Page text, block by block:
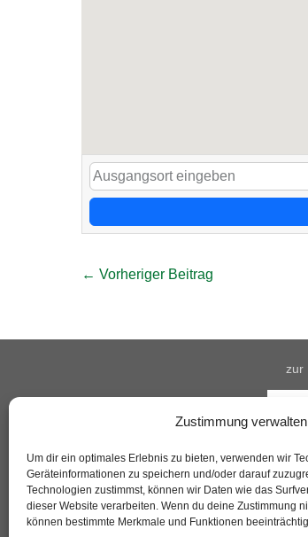
Zustimmung verwalten
Um dir ein optimales Erlebnis zu bieten, verwenden wir
Geräteinformationen zu speichern und/oder darauf
Technologien zustimmst, können wir Daten wie das
dieser Website verarbeiten. Wenn du deine Zustimmung
können bestimmte Merkmale und Funktionen
Beitragsnavigation
← Vorheriger Beitrag
zur